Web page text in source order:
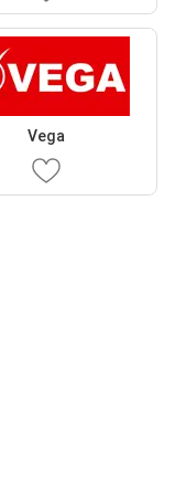
Vega